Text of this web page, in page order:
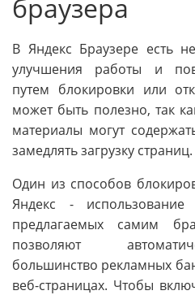
браузера
В Яндекс Браузере есть
улучшения работы и
путем блокировки или
может быть полезно, так
материалы могут
замедлять загрузку страниц.
Один из способов
Яндекс - использование
предлагаемых самим
позволяют
большинство рекламных
веб-страницах. Чтобы